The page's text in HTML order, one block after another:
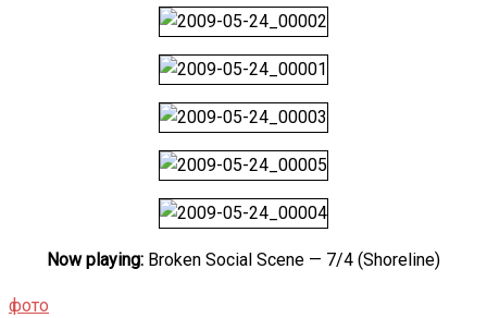
Now playing: Broken Social Scene — 7/4 (Shoreline)
фото